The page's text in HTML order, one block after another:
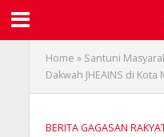
Home » Santuni
Dakwah JHEAINS di Kota
BERITA GAGASAN